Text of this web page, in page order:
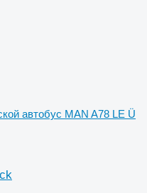
автобус MAN A78 LE Ü